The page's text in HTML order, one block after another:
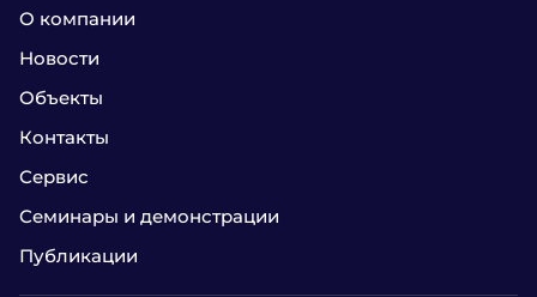
О компании
Новости
Объекты
Контакты
Сервис
Семинары и демонстрации
Публикации